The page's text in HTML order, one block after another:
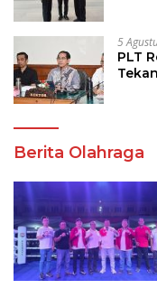
5
PLT
Berita Olahraga